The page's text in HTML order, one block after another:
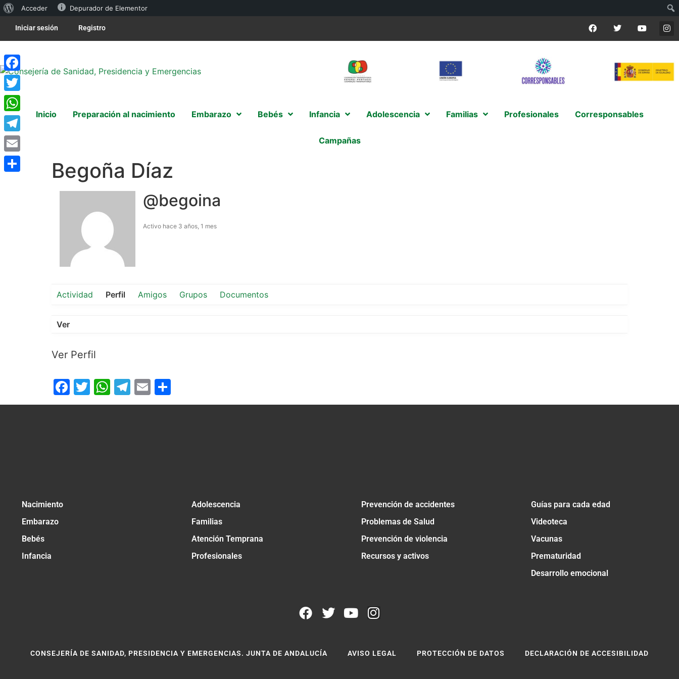
Acceder Depurador de Elementor
Iniciar sesión Registro
Inicio Preparación al nacimiento Embarazo Bebés Infancia Adolescencia Familias Profesionales Corresponsables
Campañas
Begoña Díaz
@begoina
Activo hace 3 años, 1 mes
Actividad Perfil Amigos Grupos Documentos
Ver
Ver Perfil
Facebook
Twitter
WhatsApp
Telegram
Email
Nacimiento
Embarazo
Bebés
Infancia
Adolescencia
Familias
Atención Temprana
Profesionales
Prevención de accidentes
Problemas de Salud
Prevención de violencia
Recursos y activos
Guías para cada edad
Videoteca
Vacunas
Prematuridad
Desarrollo emocional
CONSEJERÍA DE SANIDAD, PRESIDENCIA Y EMERGENCIAS. JUNTA DE ANDALUCÍA AVISO LEGAL PROTECCIÓN DE DATOS DECLARACIÓN DE ACCESIBILIDAD
Facebook
Twitter
WhatsApp
Telegram
Email